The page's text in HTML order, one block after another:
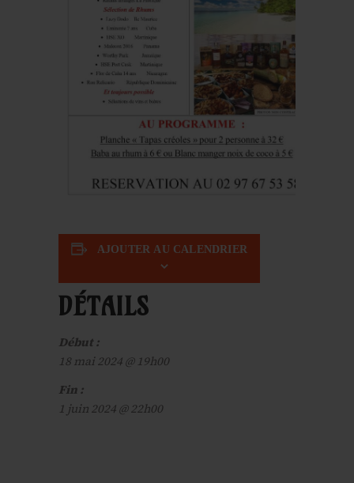
AJOUTER AU CALENDRIER
DÉTAILS
Début :
18 mai 2024 @ 19h00
Fin :
1 juin 2024 @ 22h00